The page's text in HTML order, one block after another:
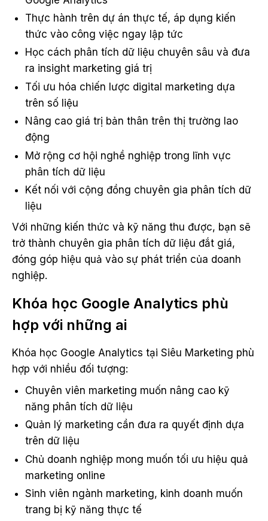
Thực hành trên dự án thực tế, áp dụng kiến
thức vào công việc ngay lập tức
Học cách phân tích dữ liệu chuyên sâu và đưa
ra insight marketing giá trị
Tối ưu hóa chiến lược digital marketing dựa
trên số liệu
Nâng cao giá trị bản thân trên thị trường lao
động
Mở rộng cơ hội nghề nghiệp trong lĩnh vực
phân tích dữ liệu
Kết nối với cộng đồng chuyên gia phân tích dữ
liệu
Với những kiến thức và kỹ năng thu được, bạn sẽ
trở thành chuyên gia phân tích dữ liệu đắt giá,
đóng góp hiệu quả vào sự phát triển của doanh
nghiệp.
Khóa học Google Analytics phù
hợp với những ai
Khóa học Google Analytics tại Siêu Marketing phù
hợp với nhiều đối tượng:
Chuyên viên marketing muốn nâng cao kỹ
năng phân tích dữ liệu
Quản lý marketing cần đưa ra quyết định dựa
trên dữ liệu
Chủ doanh nghiệp mong muốn tối ưu hiệu quả
marketing online
Sinh viên ngành marketing, kinh doanh muốn
trang bị kỹ năng thực tế